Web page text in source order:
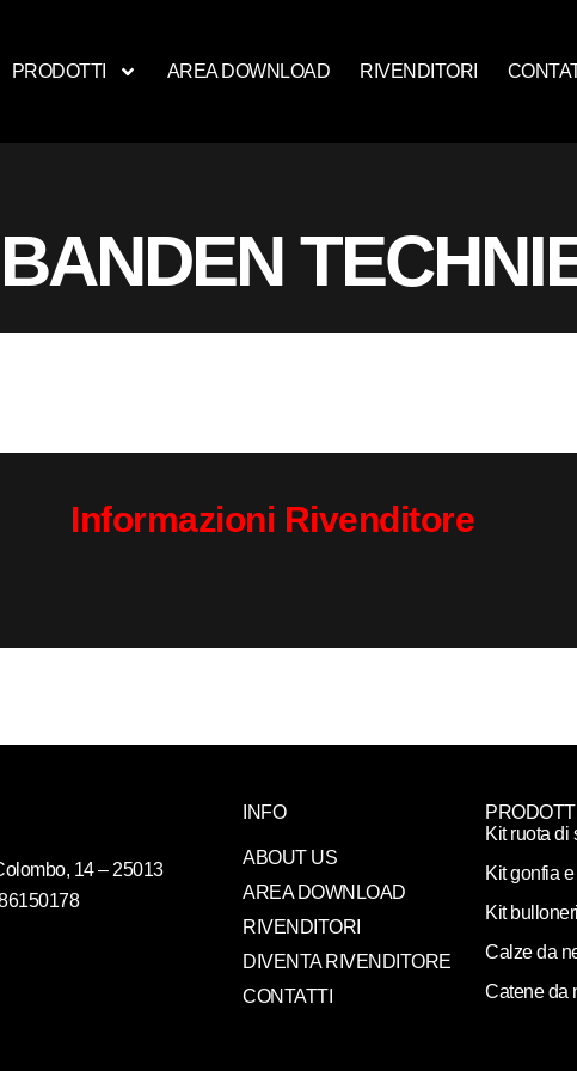
PRODOTTI AREA DOWNLOAD RIVENDITORI
Informazioni Rivenditore
14 – 25013
INFO
ABOUT US
AREA DOWNLOAD
RIVENDITORI
DIVENTA RIVENDITORE
CONTATTI
PRODOTTI
Kit ruota di
Kit gonfia
Kit
Calze da
Catene da